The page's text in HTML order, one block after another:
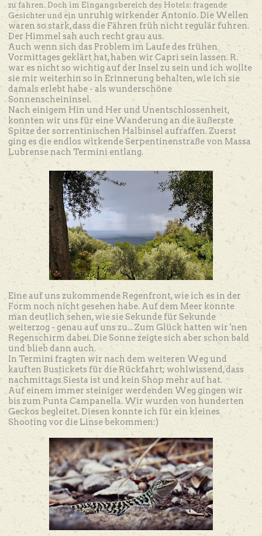
zu fahren. Doch im Eingangsbereich des Hotels: fragende
Gesichter und ein unruhig wirkender Antonio. Die Wellen
waren so stark, dass die Fähren früh nicht regulär fuhren.
Der Himmel sah auch recht grau aus.
Auch wenn sich das Problem im Laufe des frühen
Vormittages geklärt hat, haben wir Capri sein lassen. R.
war es nicht so wichtig auf der Insel zu sein und ich wollte
sie mir weiterhin so in Erinnerung behalten, wie ich sie
damals erlebt habe - als wunderschöne
Sonnenscheininsel.
Nach einigem Hin und Her und Unentschlossenheit,
konnten wir uns für eine Wanderung an die äußerste
Spitze der sorrentinischen Halbinsel aufraffen. Zuerst
ging es die endlos wirkende Serpentinenstraße von Massa
Lubrense nach Termini entlang.
Eine auf uns zukommende Regenfront, wie ich es in der
Form noch nicht gesehen habe. Auf dem Meer konnte
man deutlich sehen, wie sie Sekunde für Sekunde
weiterzog - genau auf uns zu... Zum Glück hatten wir 'nen
Regenschirm dabei. Die Sonne zeigte sich aber schon bald
und blieb dann auch.
In Termini fragten wir nach dem weiteren Weg und
kauften Bustickets für die Rückfahrt; wohlwissend, dass
nachmittags Siesta ist und kein Shop mehr auf hat.
Auf einem immer steiniger werdenden Weg gingen wir
bis zum Punta Campanella. Wir wurden von hunderten
Geckos begleitet. Diesen konnte ich für ein kleines
Shooting vor die Linse bekommen:)